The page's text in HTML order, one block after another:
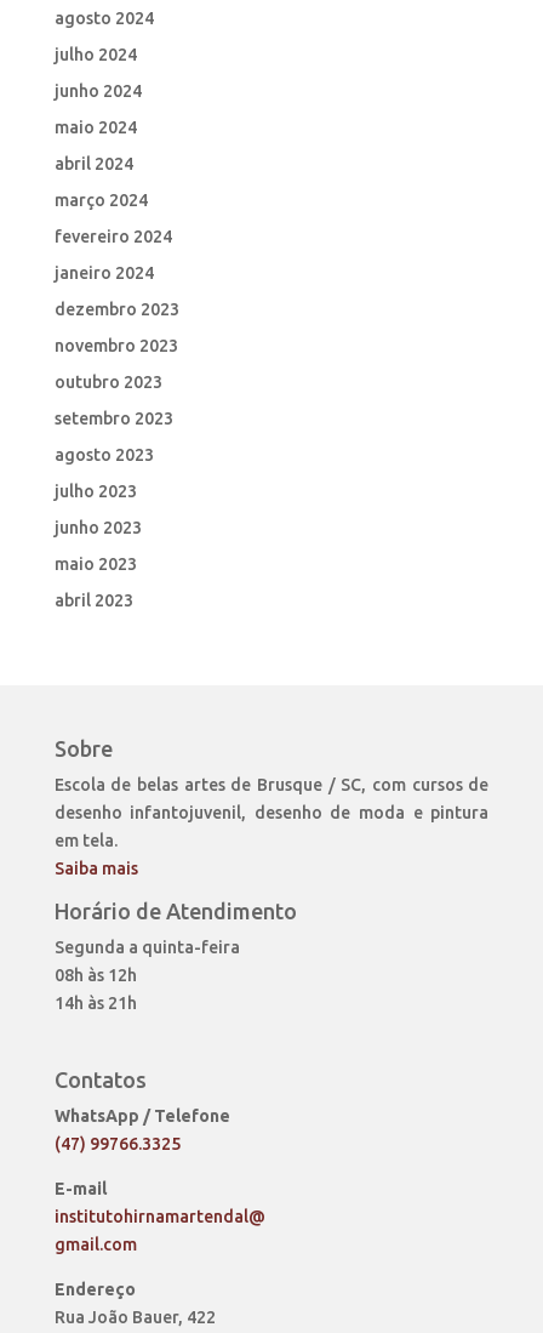
agosto 2024
julho 2024
junho 2024
maio 2024
abril 2024
março 2024
fevereiro 2024
janeiro 2024
dezembro 2023
novembro 2023
outubro 2023
setembro 2023
agosto 2023
julho 2023
junho 2023
maio 2023
abril 2023
Sobre
Escola de belas artes de Brusque / SC, com cursos de
desenho infantojuvenil, desenho de moda e pintura
em tela.
Saiba mais
Horário de Atendimento
Segunda a quinta-feira
08h às 12h
14h às 21h
Contatos
WhatsApp / Telefone
(47) 99766.3325
E-mail
institutohirnamartendal@
gmail.com
Endereço
Rua João Bauer, 422